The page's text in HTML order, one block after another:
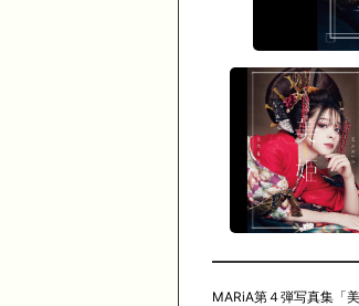
MARiA第４弾写真集「